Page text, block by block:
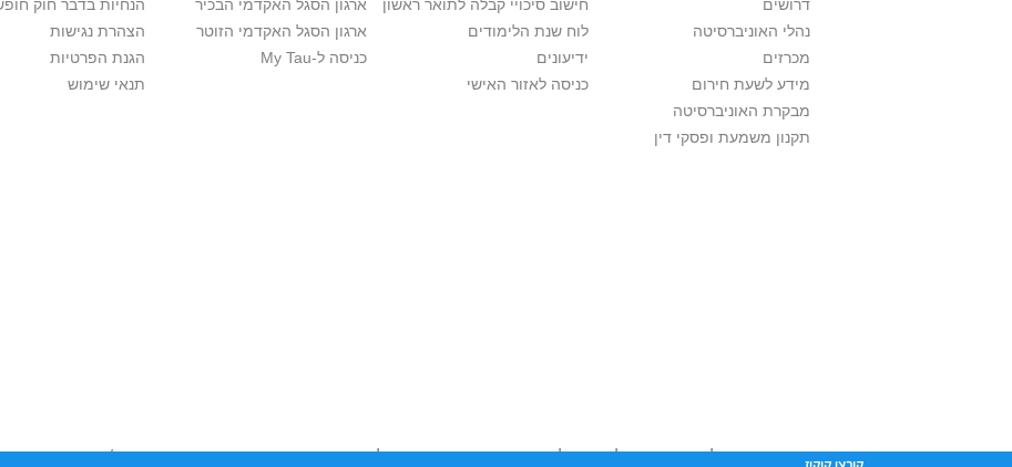
דרושים
נהלי האוניברסיטה
מכרזים
מידע לשעת חירום
מבקרת האוניברסיטה
תקנון משמעת ופסקי דין
חישוב סיכויי קבלה לתואר ראשון
לוח שנת הלימודים
ידיעונים
כניסה לאזור האישי
ארגון הסגל האקדמי הבכיר
ארגון הסגל האקדמי הזוטר
כניסה ל-My Tau
הנחיות בדבר חוק
הצהרת נגישות
הגנת הפרטיות
תנאי שימוש
אוניברסיטת תל אביב עושה כל מאמץ לכבד זכויות יוצרים. אם בבעלותך זכויות יוצרים בתכנים שנמצאים פה ו/או השימוש